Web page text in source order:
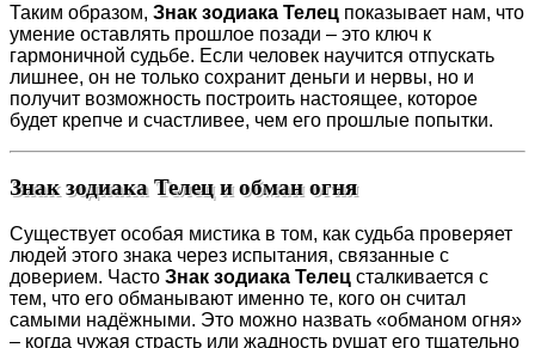
Таким образом, Знак зодиака Телец показывает нам, что
умение оставлять прошлое позади – это ключ к
гармоничной судьбе. Если человек научится отпускать
лишнее, он не только сохранит деньги и нервы, но и
получит возможность построить настоящее, которое
будет крепче и счастливее, чем его прошлые попытки.
Знак зодиака Телец и обман огня
Существует особая мистика в том, как судьба проверяет
людей этого знака через испытания, связанные с
доверием. Часто Знак зодиака Телец сталкивается с
тем, что его обманывают именно те, кого он считал
самыми надёжными. Это можно назвать «обманом огня»
– когда чужая страсть или жадность рушат его тщательно